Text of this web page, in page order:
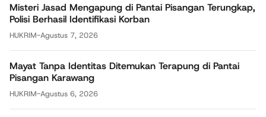
Misteri Jasad Mengapung di Pantai Pisangan Terungkap,
Polisi Berhasil Identifikasi Korban
HUKRIM-Agustus 7, 2026
Mayat Tanpa Identitas Ditemukan Terapung di Pantai
Pisangan Karawang
HUKRIM-Agustus 6, 2026